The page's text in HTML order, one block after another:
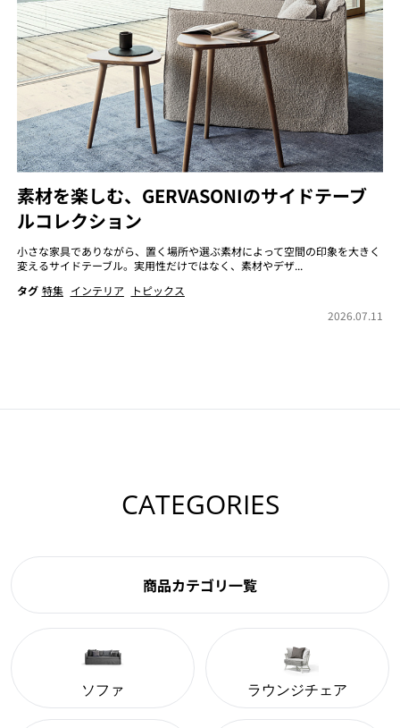
素材を楽しむ、GERVASONIのサイドテーブ
ルコレクション
小さな家具でありながら、置く場所や選ぶ素材によって空間の印象を大きく
変えるサイドテーブル。実用性だけではなく、素材やデザ...
タグ 特集 インテリア
トピックス
2026.07.11
CATEGORIES
商品カテゴリ一覧
ソファ ラウンジチェア